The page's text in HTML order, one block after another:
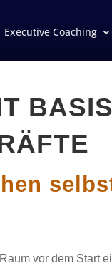
Executive Coaching